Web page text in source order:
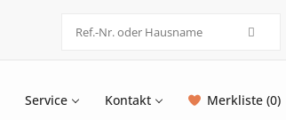
Service Kontakt Merkliste (0)